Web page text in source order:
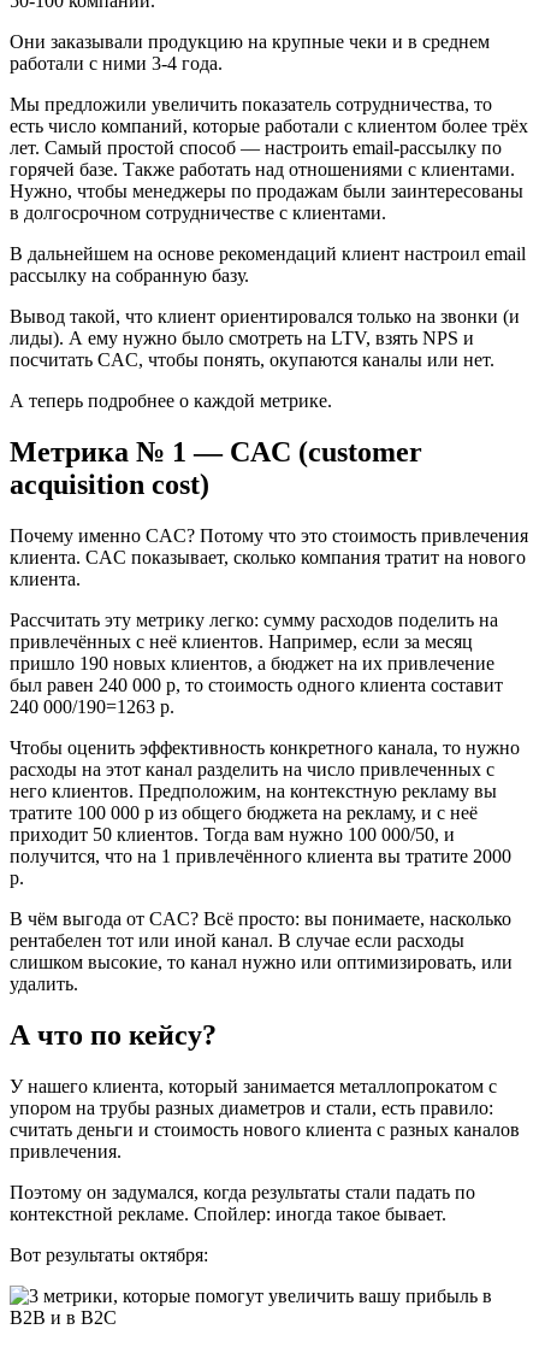
Они заказывали продукцию на крупные чеки и в среднем
работали с ними 3-4 года.
Мы предложили увеличить показатель сотрудничества, то
есть число компаний, которые работали с клиентом более трёх
лет. Самый простой способ — настроить email-рассылку по
горячей базе. Также работать над отношениями с клиентами.
Нужно, чтобы менеджеры по продажам были заинтересованы
в долгосрочном сотрудничестве с клиентами.
В дальнейшем на основе рекомендаций клиент настроил email
рассылку на собранную базу.
Вывод такой, что клиент ориентировался только на звонки (и
лиды). А ему нужно было смотреть на LTV, взять NPS и
посчитать CAC, чтобы понять, окупаются каналы или нет.
А теперь подробнее о каждой метрике.
Метрика № 1 — CAC (customer
acquisition cost)
Почему именно CAC? Потому что это стоимость привлечения
клиента. CAC показывает, сколько компания тратит на нового
клиента.
Рассчитать эту метрику легко: сумму расходов поделить на
привлечённых с неё клиентов. Например, если за месяц
пришло 190 новых клиентов, а бюджет на их привлечение
был равен 240 000 р, то стоимость одного клиента составит
240 000/190=1263 р.
Чтобы оценить эффективность конкретного канала, то нужно
расходы на этот канал разделить на число привлеченных с
него клиентов. Предположим, на контекстную рекламу вы
тратите 100 000 р из общего бюджета на рекламу, и с неё
приходит 50 клиентов. Тогда вам нужно 100 000/50, и
получится, что на 1 привлечённого клиента вы тратите 2000
р.
В чём выгода от CAC? Всё просто: вы понимаете, насколько
рентабелен тот или иной канал. В случае если расходы
слишком высокие, то канал нужно или оптимизировать, или
удалить.
А что по кейсу?
У нашего клиента, который занимается металлопрокатом с
упором на трубы разных диаметров и стали, есть правило:
считать деньги и стоимость нового клиента с разных каналов
привлечения.
Поэтому он задумался, когда результаты стали падать по
контекстной рекламе. Спойлер: иногда такое бывает.
Вот результаты октября: